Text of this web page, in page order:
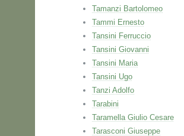
Tamanzi Bartolomeo
Tammi Ernesto
Tansini Ferruccio
Tansini Giovanni
Tansini Maria
Tansini Ugo
Tanzi Adolfo
Tarabini
Taramella Giulio Cesare
Tarasconi Giuseppe